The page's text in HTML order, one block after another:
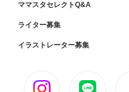
ママスタセレクトQ&A
ライター募集
イラストレーター募集